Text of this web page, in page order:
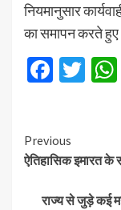
नियमानुसार
का समापन करते हुए
Continue
Reading
Previous
ऐतिहासिक इमारत
राज्य से जुड़े कई